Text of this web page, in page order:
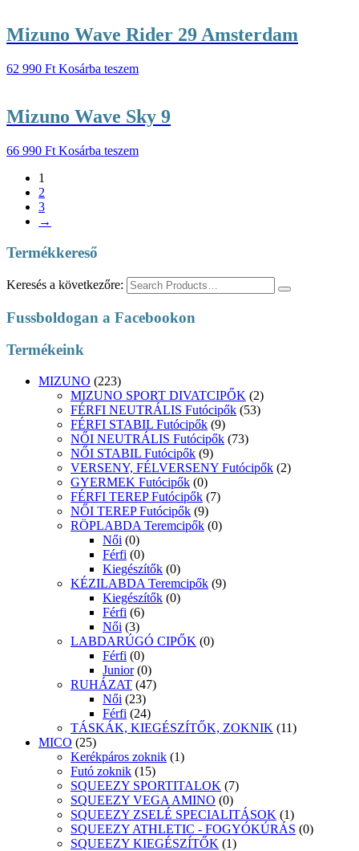
Mizuno Wave Rider 29 Amsterdam
62 990 Ft Kosárba teszem
Mizuno Wave Sky 9
66 990 Ft Kosárba teszem
1
2
3
→
Termékkereső
Keresés a következőre:
Fussboldogan a Facebookon
Termékeink
MIZUNO (223)
MIZUNO SPORT DIVATCIPŐK (2)
FÉRFI NEUTRÁLIS Futócipők (53)
FÉRFI STABIL Futócipők (9)
NŐI NEUTRÁLIS Futócipők (73)
NŐI STABIL Futócipők (9)
VERSENY, FÉLVERSENY Futócipők (2)
GYERMEK Futócipők (0)
FÉRFI TEREP Futócipők (7)
NŐI TEREP Futócipők (9)
RÖPLABDA Teremcipők (0)
Női (0)
Férfi (0)
Kiegészítők (0)
KÉZILABDA Teremcipők (9)
Kiegészítők (0)
Férfi (6)
Női (3)
LABDARÚGÓ CIPŐK (0)
Férfi (0)
Junior (0)
RUHÁZAT (47)
Női (23)
Férfi (24)
TÁSKÁK, KIEGÉSZÍTŐK, ZOKNIK (11)
MICO (25)
Kerékpáros zoknik (1)
Futó zoknik (15)
SQUEEZY SPORTITALOK (7)
SQUEEZY VEGA AMINO (0)
SQUEEZY ZSELÉ SPECIALITÁSOK (1)
SQUEEZY ATHLETIC - FOGYÓKÚRÁS (0)
SQUEEZY KIEGÉSZÍTŐK (1)